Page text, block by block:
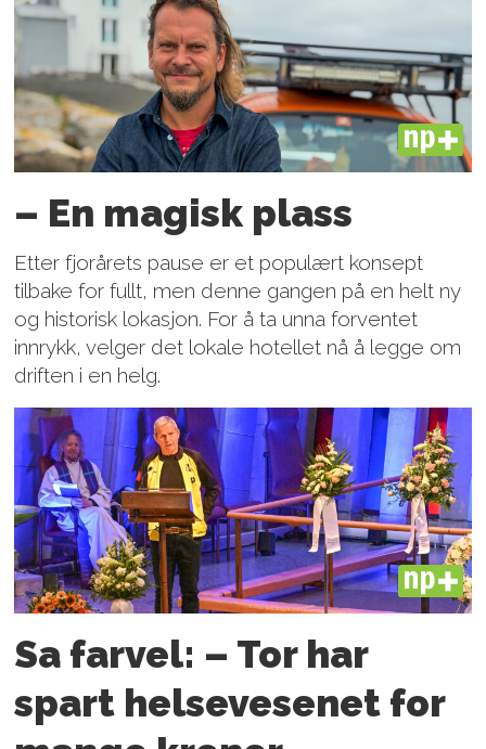
PLUS
– En magisk plass
Etter fjorårets pause er et populært konsept
tilbake for fullt, men denne gangen på en helt ny
og historisk lokasjon. For å ta unna forventet
innrykk, velger det lokale hotellet nå å legge om
driften i en helg.
PLUS
Sa farvel: – Tor har
spart helsevesenet for